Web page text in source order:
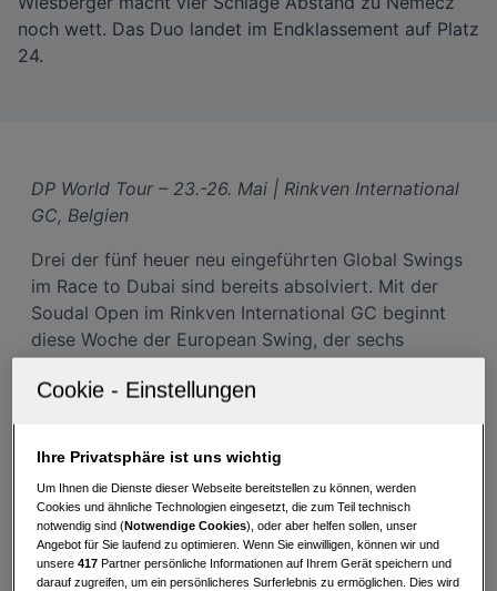
noch wett. Das Duo landet im Endklassement auf Platz
24.
DP World Tour – 23.-26. Mai | Rinkven International
GC, Belgien
Drei der fünf heuer neu eingeführten Global Swings
im Race to Dubai sind bereits absolviert. Mit der
Soudal Open im Rinkven International GC beginnt
diese Woche der European Swing, der sechs
Turniere umfasst und mit den BMW International
Open beendet wird. Zum Auftakt ist Österreich in
Rückkehr auf die DP World Tour ein Top Ten
Ergebnis erspielen und hat sieben Cuts in Folge in
den Büchern. Bernd Wiesberger hat heuer in sieben
Versuchen nur einen Cut verpasst und fünf Top 25
Ergebnisse zu Buche stehen. Lukas Nemecz ist seit
Ihre Privatsphäre ist uns wichtig
Um Ihnen die Dienste dieser Webseite bereitstellen zu können, werden
Cookies und ähnliche Technologien eingesetzt, die zum Teil technisch
notwendig sind (Notwendige Cookies), oder aber helfen sollen, unser
Angebot für Sie laufend zu optimieren. Wenn Sie einwilligen, können wir und
unsere417 Partner persönliche Informationen auf Ihrem Gerät speichern und
darauf zugreifen, um ein persönlicheres Surferlebnis zu ermöglichen. Dies wird